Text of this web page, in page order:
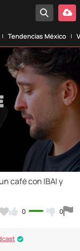
Tendencias México
café con IBAI y
0 0